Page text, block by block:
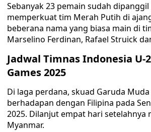
Sebanyak 23 pemain sudah
memperkuat tim Merah Putih di
beberana nama yang biasa main di
Marselino Ferdinan, Rafael Struick
Jadwal Timnas Indonesia U-
Games 2025
Di laga perdana, skuad Garuda
berhadapan dengan Filipina pada
2025. Dilanjut empat hari setelahnya
Myanmar.